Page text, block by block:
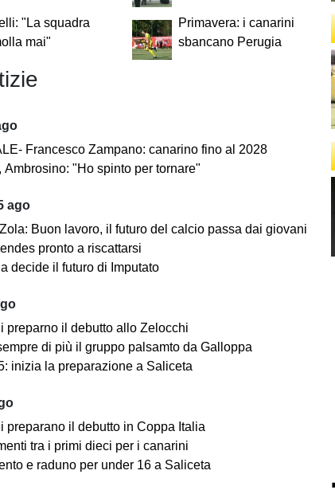
"La squadra
mai"
Primavera: i canarini
sbancano Perugia
Francesco Zampano: canarino fino al 2028
Ambrosino: "Ho spinto per tornare"
ago
Buon lavoro, il futuro del calcio passa dai giovani
pronto a riscattarsi
decide il futuro di Imputato
preparno il debutto allo Zelocchi
di più il gruppo palsamto da Galloppa
inizia la preparazione a Saliceta
preparano il debutto in Coppa Italia
tra i primi dieci per i canarini
e raduno per under 16 a Saliceta